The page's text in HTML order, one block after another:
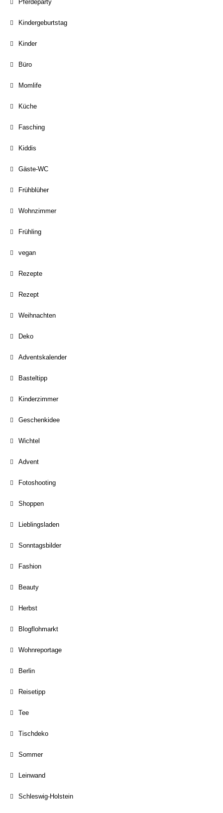
Pferdeparty
Kindergeburtstag
Kinder
Büro
Momlife
Küche
Fasching
Kiddis
Gäste-WC
Frühblüher
Wohnzimmer
Frühling
vegan
Rezepte
Rezept
Weihnachten
Deko
Adventskalender
Basteltipp
Kinderzimmer
Geschenkidee
Wichtel
Advent
Fotoshooting
Shoppen
Lieblingsladen
Sonntagsbilder
Fashion
Beauty
Herbst
Blogflohmarkt
Wohnreportage
Berlin
Reisetipp
Tee
Tischdeko
Sommer
Leinwand
Schleswig-Holstein